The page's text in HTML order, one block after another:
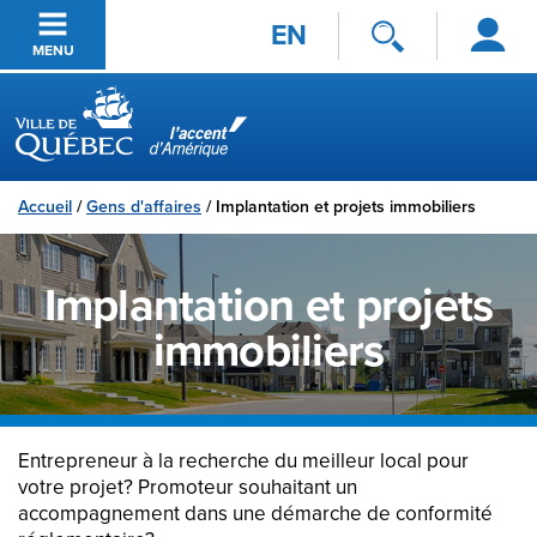
Passer au contenu principal
MENU EN
Se
connecter
Ville de Québec
Accueil /Gens d'affaires / Implantation et projets immobiliers
Implantation et projets
immobiliers
Entrepreneur à la recherche du meilleur local pour
votre projet? Promoteur souhaitant un
accompagnement dans une démarche de conformité